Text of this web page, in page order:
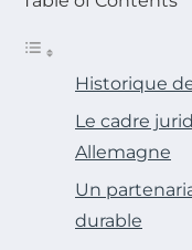
Historique
Le cadre
Allemagne
Un
durable